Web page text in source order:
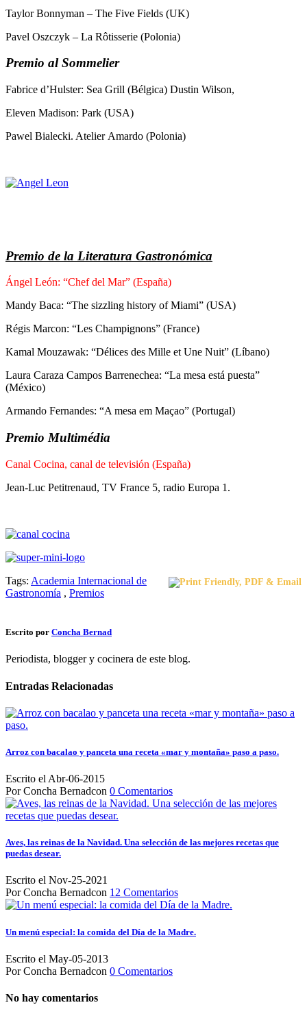
Taylor Bonnyman – The Five Fields (UK)
Pavel Oszczyk – La Rôtisserie (Polonia)
Premio al Sommelier
Fabrice d’Hulster: Sea Grill (Bélgica) Dustin Wilson,
Eleven Madison: Park (USA)
Pawel Bialecki. Atelier Amardo (Polonia)
Premio de la Literatura Gastronómica
Ángel León: “Chef del Mar” (España)
Mandy Baca: “The sizzling history of Miami” (USA)
Régis Marcon: “Les Champignons” (France)
Kamal Mouzawak: “Délices des Mille et Une Nuit” (Líbano)
Laura Caraza Campos Barrenechea: “La mesa está puesta”
(México)
Armando Fernandes: “A mesa em Maçao” (Portugal)
Premio Multimédia
Canal Cocina, canal de televisión (España)
Jean-Luc Petitrenaud, TV France 5, radio Europa 1.
Tags: Academia Internacional de
Gastronomía , Premios
Escrito por Concha Bernad
Periodista, blogger y cocinera de este blog.
Entradas Relacionadas
Arroz con bacalao y panceta una receta «mar y montaña» paso a paso.
Escrito el Abr-06-2015
Por Concha Bernadcon 0 Comentarios
Aves, las reinas de la Navidad. Una selección de las mejores recetas que
puedas desear.
Escrito el Nov-25-2021
Por Concha Bernadcon 12 Comentarios
Un menú especial: la comida del Día de la Madre.
Escrito el May-05-2013
Por Concha Bernadcon 0 Comentarios
No hay comentarios